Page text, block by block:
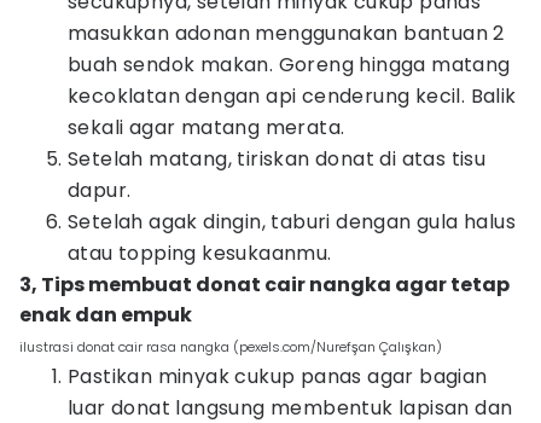
masukkan adonan menggunakan bantuan 2
buah sendok makan. Goreng hingga matang
kecoklatan dengan api cenderung kecil. Balik
sekali agar matang merata.
Setelah matang, tiriskan donat di atas tisu
dapur.
Setelah agak dingin, taburi dengan gula halus
atau topping kesukaanmu.
3, Tips membuat donat cair nangka agar tetap
enak dan empuk
ilustrasi donat cair rasa nangka (pexels.com/Nurefşan Çalışkan)
Pastikan minyak cukup panas agar bagian
luar donat langsung membentuk lapisan dan